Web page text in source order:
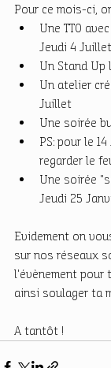
Pour ce mois-ci,
Une TTO
Jeudi 4 Juillet
Un Stand Up
Un atelier
Juillet
Une soirée
PS: pour le
regarder le
Une soirée
Jeudi 25
Evidement on
sur nos réseaux
l'évènement pour
ainsi soulager ta
A tantôt !